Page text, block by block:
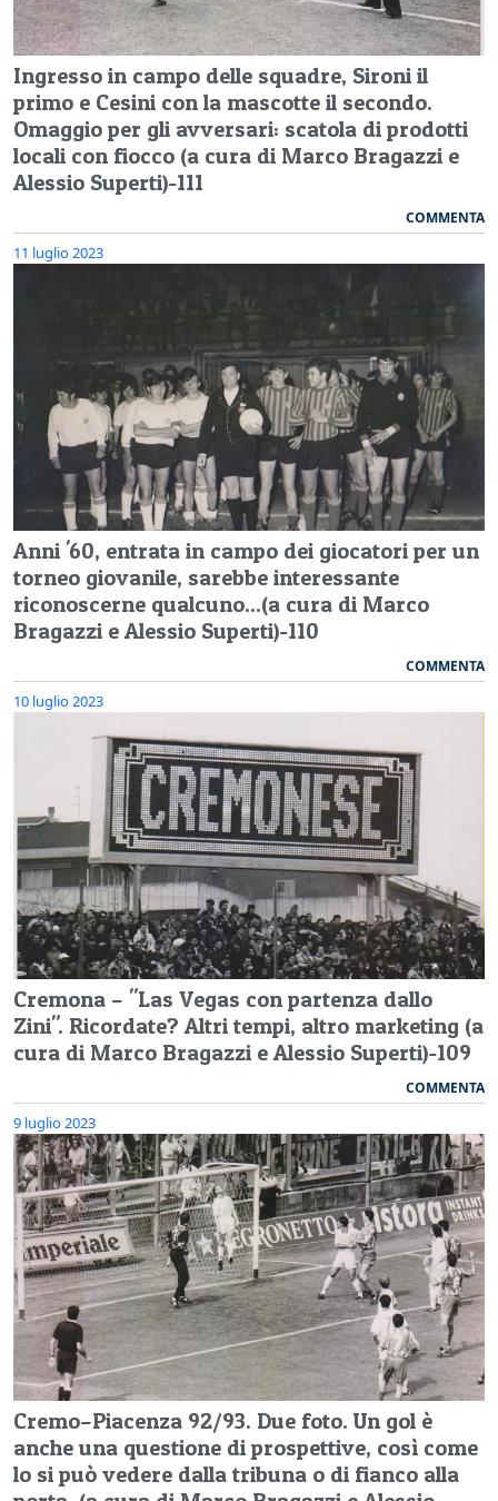
Ingresso in campo delle squadre, Sironi il
primo e Cesini con la mascotte il secondo.
Omaggio per gli avversari: scatola di prodotti
locali con fiocco (a cura di Marco Bragazzi e
Alessio Superti)-111
COMMENTA
11 luglio 2023
Anni '60, entrata in campo dei giocatori per un
torneo giovanile, sarebbe interessante
riconoscerne qualcuno...(a cura di Marco
Bragazzi e Alessio Superti)-110
COMMENTA
10 luglio 2023
Cremona – "Las Vegas con partenza dallo
Zini". Ricordate? Altri tempi, altro marketing (a
cura di Marco Bragazzi e Alessio Superti)-109
COMMENTA
9 luglio 2023
Cremo–Piacenza 92/93. Due foto. Un gol è
anche una questione di prospettive, così come
lo si può vedere dalla tribuna o di fianco alla